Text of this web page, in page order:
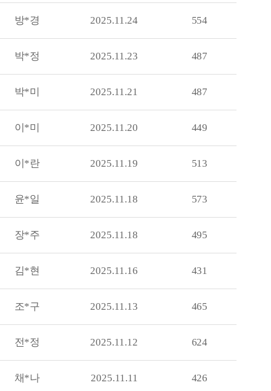
방*경 2025.11.24 554
박*정 2025.11.23 487
박*미 2025.11.21 487
이*미 2025.11.20 449
이*란 2025.11.19 513
윤*일 2025.11.18 573
장*주 2025.11.18 495
김*현 2025.11.16 431
조*구 2025.11.13 465
전*정 2025.11.12 624
채*나 2025.11.11 426